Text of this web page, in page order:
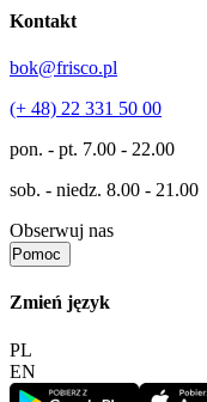
Kontakt
bok@frisco.pl
(+ 48) 22 331 50 00
pon. - pt. 7.00 - 22.00
sob. - niedz. 8.00 - 21.00
Obserwuj nas
Pomoc
Zmień język
PL
EN